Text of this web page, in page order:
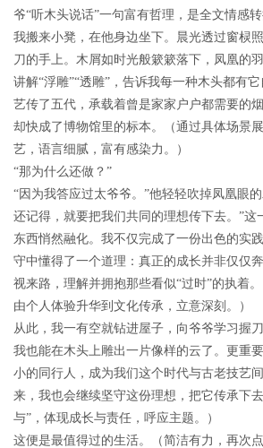
爷“听木头说话”一句富有哲理，是全文情感转
我搬来小凳，在他身边坐下。晨光透过窗棂
刀的手上。木屑如时光般簌簌落下，凤凰的
讲解“浮雕”“透雕”，告诉我每一种木头都有
艺传了五代，承载着曾是家家户户都需要的
却快成了博物馆里的标本。（通过具体场景
艺，语言细腻，富有感染力。）
“那为什么还做？”
“因为我答应过太爷爷。”他轻轻吹掉凤凰眼
还记得，就要把我们共同的理想传下去。”这
东西悄然融化。我不仅完成了一份出色的实
守中懂得了一个道理：真正的成长并非仅仅
视来路，理解并拥抱那些看似“过时”的执着。
由个人体验升华到文化传承，立意深刻。）
从此，我一有空就钻进屋子，向爷爷学习握
我也能在木头上雕出一片像样的云了。更重
小的同行人，成为我们这个时代与古老技艺
来，我也会继续坚守这份理想，把它传承下
与”，体现成长与责任，呼应主题。）
这便是最值得过的生活。（简洁有力，再次